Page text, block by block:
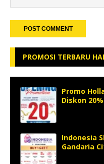
PROMOSI TERBARU
Promo
Diskon 20%
Indonesia
Gandaria